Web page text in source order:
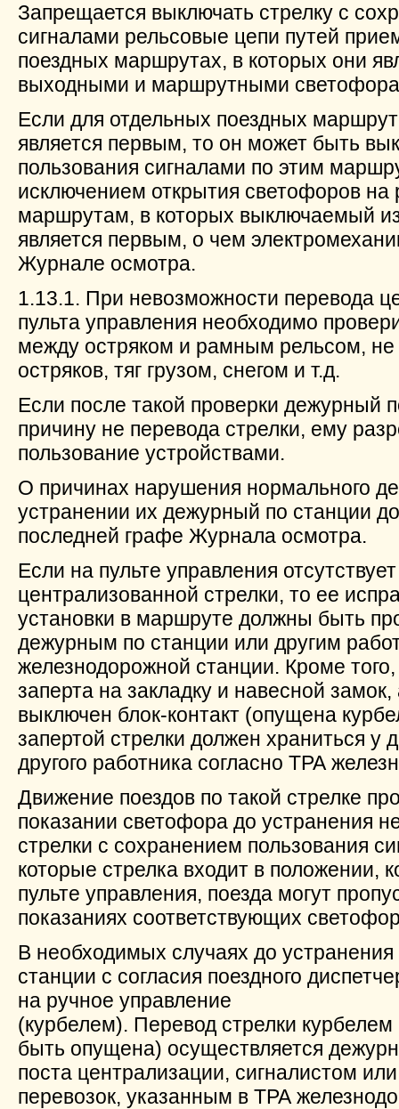
Запрещается выключать стрелку с
сигналами рельсовые цепи путей
поездных маршрутах, в которых они
выходными и маршрутными
Если для отдельных поездных
является первым, то он может быть
пользования сигналами по этим
исключением открытия светофоров
маршрутам, в которых выключаемый
является первым, о чем
Журнале осмотра.
1.13.1. При невозможности перевода
пульта управления необходимо
между остряком и рамным рельсом,
остряков, тяг грузом, снегом и т.д.
Если после такой проверки дежурный
причину не перевода стрелки, ему
пользование устройствами.
О причинах нарушения нормального
устранении их дежурный по станции
последней графе Журнала осмотра.
Если на пульте управления
централизованной стрелки, то ее
установки в маршруте должны быть
дежурным по станции или другим
железнодорожной станции. Кроме
заперта на закладку и навесной
выключен блок-контакт (опущена
запертой стрелки должен храниться у
другого работника согласно ТРА
Движение поездов по такой стрелке
показании светофора до устранения
стрелки с сохранением пользования
которые стрелка входит в положении,
пульте управления, поезда могут
показаниях соответствующих
В необходимых случаях до
станции с согласия поездного
на ручное управление
(курбелем). Перевод стрелки
быть опущена) осуществляется
поста централизации, сигналистом
перевозок, указанным в ТРА